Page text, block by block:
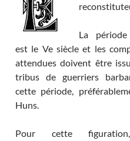
La
est le Ve siècle et les
attendues doivent être
tribus de guerriers
cette période,
Huns.
Pour cette